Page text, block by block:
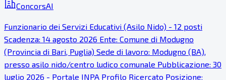
ConcorsAI
Funzionario dei Servizi Educativi (Asilo Nido) - 12 posti
Scadenza: 14 agosto 2026 Ente: Comune di Modugno
(Provincia di Bari, Puglia) Sede di lavoro: Modugno (BA),
presso asilo nido/centro ludico comunale Pubblicazione: 30
luglio 2026 - Portale INPA Profilo Ricercato Posizione: